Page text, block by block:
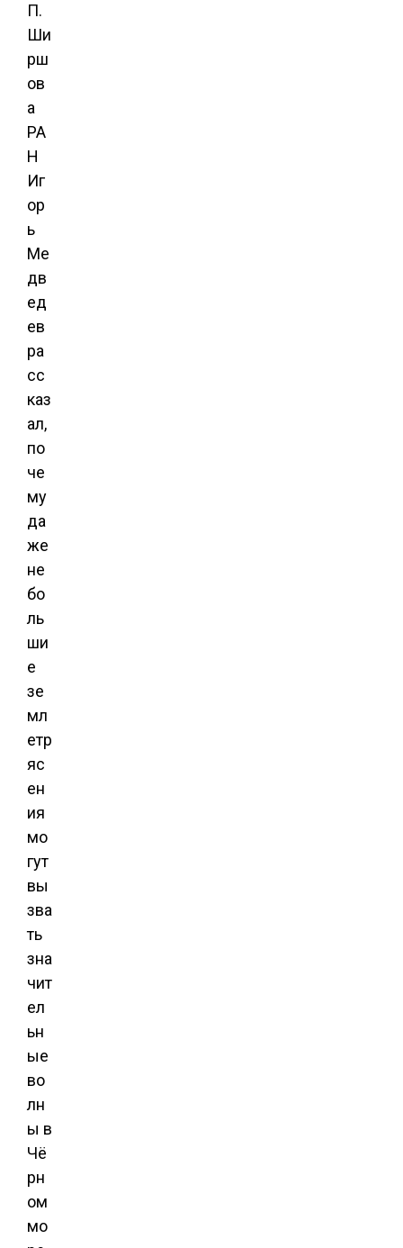
П.
Ши
рш
ов
а
РА
Н
Иг
ор
ь
Ме
дв
ед
ев
ра
сс
каз
ал,
по
че
му
да
же
не
бо
ль
ши
е
зе
мл
етр
яс
ен
ия
мо
гут
вы
зва
ть
зна
чит
ел
ьн
ые
во
лн
ы в
Чё
рн
ом
мо